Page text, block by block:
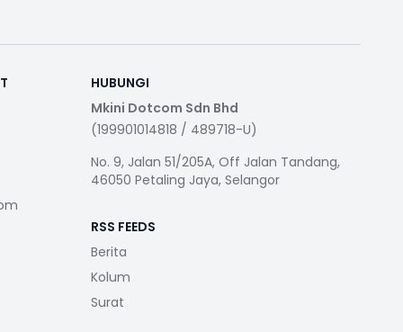
HUBUNGI
Mkini Dotcom Sdn Bhd
(199901014818 / 489718-U)
No. 9, Jalan 51/205A, Off Jalan Tandang,
46050 Petaling Jaya, Selangor
RSS FEEDS
Berita
Kolum
Surat